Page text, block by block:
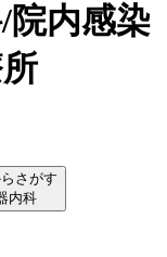
院内感染
さがす
内科